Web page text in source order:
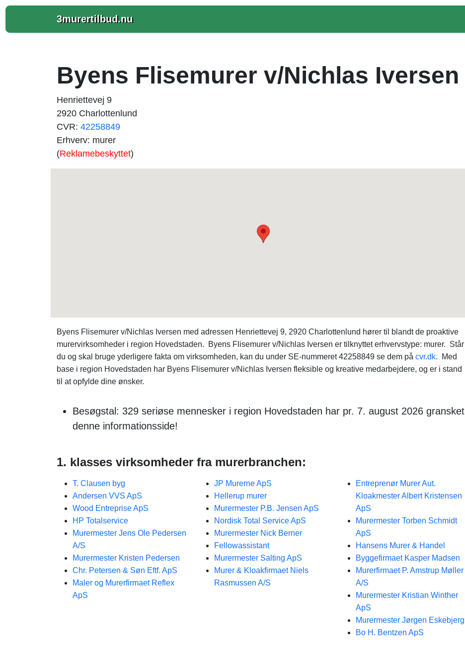
3murertilbud.nu
Byens Flisemurer v/Nichlas Iversen
Henriettevej 9
2920 Charlottenlund
CVR: 42258849
Erhverv: murer
(Reklamebeskyttet)
Byens Flisemurer v/Nichlas Iversen med adressen Henriettevej 9, 2920 Charlottenlund hører til blandt de proaktive
murervirksomheder i region Hovedstaden. Byens Flisemurer v/Nichlas Iversen er tilknyttet erhvervstype: murer. Står
du og skal bruge yderligere fakta om virksomheden, kan du under SE-nummeret 42258849 se dem på cvr.dk. Med
base i region Hovedstaden har Byens Flisemurer v/Nichlas Iversen fleksible og kreative medarbejdere, og er i stand
til at opfylde dine ønsker.
Besøgstal: 329 seriøse mennesker i region Hovedstaden har pr. 7. august 2026 gransket
denne informationsside!
1. klasses virksomheder fra murerbranchen:
T. Clausen byg
Andersen VVS ApS
Wood Entreprise ApS
HP Totalservice
Murermester Jens Ole Pedersen
A/S
Murermester Kristen Pedersen
Chr. Petersen & Søn Eftf. ApS
Maler og Murerfirmaet Reflex
ApS
JP Murerne ApS
Hellerup murer
Murermester P.B. Jensen ApS
Nordisk Total Service ApS
Murermester Nick Berner
Fellowassistant
Murermester Salting ApS
Murer & Kloakfirmaet Niels
Rasmussen A/S
Entreprenør Murer Aut.
Kloakmester Albert Kristensen
ApS
Murermester Torben Schmidt
ApS
Hansens Murer & Handel
Byggefirmaet Kasper Madsen
Murerfirmaet P. Amstrup Møller
A/S
Murermester Kristian Winther
ApS
Murermester Jørgen Eskebjerg
Bo H. Bentzen ApS